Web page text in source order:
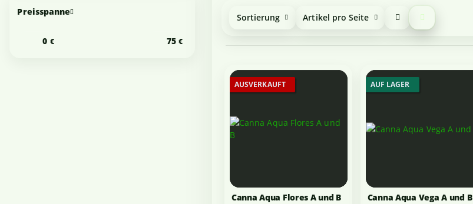
Sortierung Artikel pro Seite
AUSVERKAUFT
Canna Aqua Flores A und B
AUF LAGER
Canna Aqua Vega A und B
Preisspanne